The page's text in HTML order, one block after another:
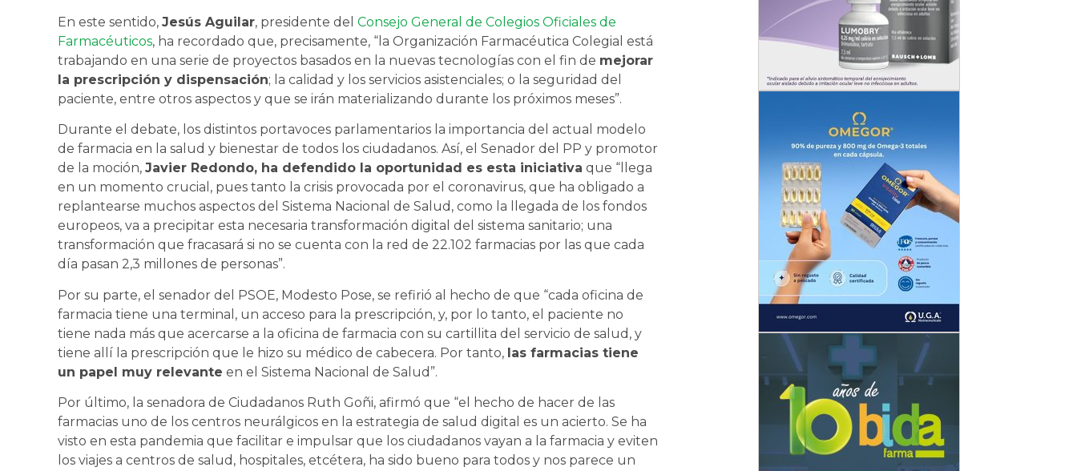
En este sentido, Jesús Aguilar, presidente del Consejo General de Colegios Oficiales de
Farmacéuticos, ha recordado que, precisamente, “la Organización Farmacéutica Colegial está
trabajando en una serie de proyectos basados en la nuevas tecnologías con el fin de mejorar
la prescripción y dispensación; la calidad y los servicios asistenciales; o la seguridad del
paciente, entre otros aspectos y que se irán materializando durante los próximos meses”.
Durante el debate, los distintos portavoces parlamentarios la importancia del actual modelo
de farmacia en la salud y bienestar de todos los ciudadanos. Así, el Senador del PP y promotor
de la moción, Javier Redondo, ha defendido la oportunidad es esta iniciativa que “llega
en un momento crucial, pues tanto la crisis provocada por el coronavirus, que ha obligado a
replantearse muchos aspectos del Sistema Nacional de Salud, como la llegada de los fondos
europeos, va a precipitar esta necesaria transformación digital del sistema sanitario; una
transformación que fracasará si no se cuenta con la red de 22.102 farmacias por las que cada
día pasan 2,3 millones de personas”.
Por su parte, el senador del PSOE, Modesto Pose, se refirió al hecho de que “cada oficina de
farmacia tiene una terminal, un acceso para la prescripción, y, por lo tanto, el paciente no
tiene nada más que acercarse a la oficina de farmacia con su cartillita del servicio de salud, y
tiene allí la prescripción que le hizo su médico de cabecera. Por tanto, las farmacias tiene
un papel muy relevante en el Sistema Nacional de Salud”.
Por último, la senadora de Ciudadanos Ruth Goñi, afirmó que “el hecho de hacer de las
farmacias uno de los centros neurálgicos en la estrategia de salud digital es un acierto. Se ha
visto en esta pandemia que facilitar e impulsar que los ciudadanos vayan a la farmacia y eviten
los viajes a centros de salud, hospitales, etcétera, ha sido bueno para todos y nos parece un